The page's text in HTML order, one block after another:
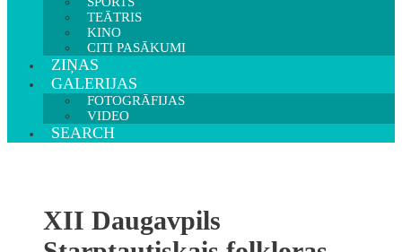
TEĀTRIS
KINO
CITI PASĀKUMI
ZIŅAS
GALERIJAS
FOTOGRĀFIJAS
VIDEO
SEARCH
XII Daugavpils